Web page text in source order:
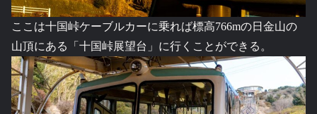
ここは十国峠ケーブルカーに乗れば標高766mの日金山の
山頂にある「十国峠展望台」に行くことができる。